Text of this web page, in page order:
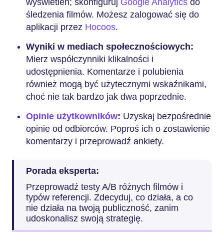
śledzenia filmów. Możesz zalogować się do
aplikacji przez Hocoos.
Wyniki w mediach społecznościowych:
Mierz współczynniki klikalności i
udostępnienia. Komentarze i polubienia
również mogą być użytecznymi wskaźnikami,
choć nie tak bardzo jak dwa poprzednie.
Opinie użytkowników: Uzyskaj bezpośrednie
opinie od odbiorców. Poproś ich o zostawienie
komentarzy i przeprowadź ankiety.
Porada eksperta:
Przeprowadź testy A/B różnych filmów i
typów referencji. Zdecyduj, co działa, a co
nie działa na twoją publiczność, zanim
udoskonalisz swoją strategię.